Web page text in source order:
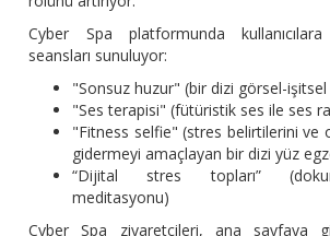
Cyber Spa platformunda
seansları sunuluyor:
"Sonsuz huzur" (bir dizi görsel-
"Ses terapisi" (fütüristik ses ile ses
"Fitness selfie" (stres belirtilerini ve
gidermeyi amaçlayan bir dizi yüz
“Dijital stres topları”
meditasyonu)
Cyber Spa ziyaretçileri, ana sayfaya